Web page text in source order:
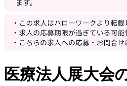
医療法人展大会